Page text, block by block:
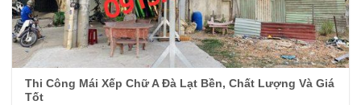
Thi Công Mái Xếp Chữ A Đà Lạt Bền, Chất Lượng Và Giá
Tốt